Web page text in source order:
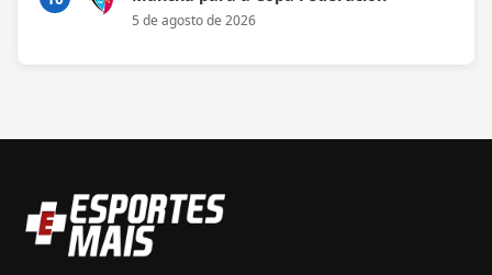
5 de agosto de 2026